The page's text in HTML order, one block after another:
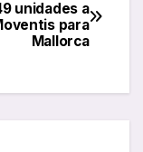
unidades a
para
Mallorca